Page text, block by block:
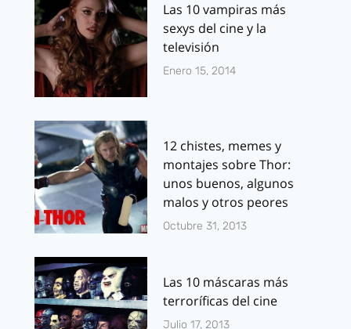
Las 10 vampiras más
sexys del cine y la
televisión
Enero 15, 2014
12 chistes, memes y
montajes sobre Thor:
unos buenos, algunos
malos y otros peores
Octubre 31, 2013
Las 10 máscaras más
terroríficas del cine
Julio 17, 2013